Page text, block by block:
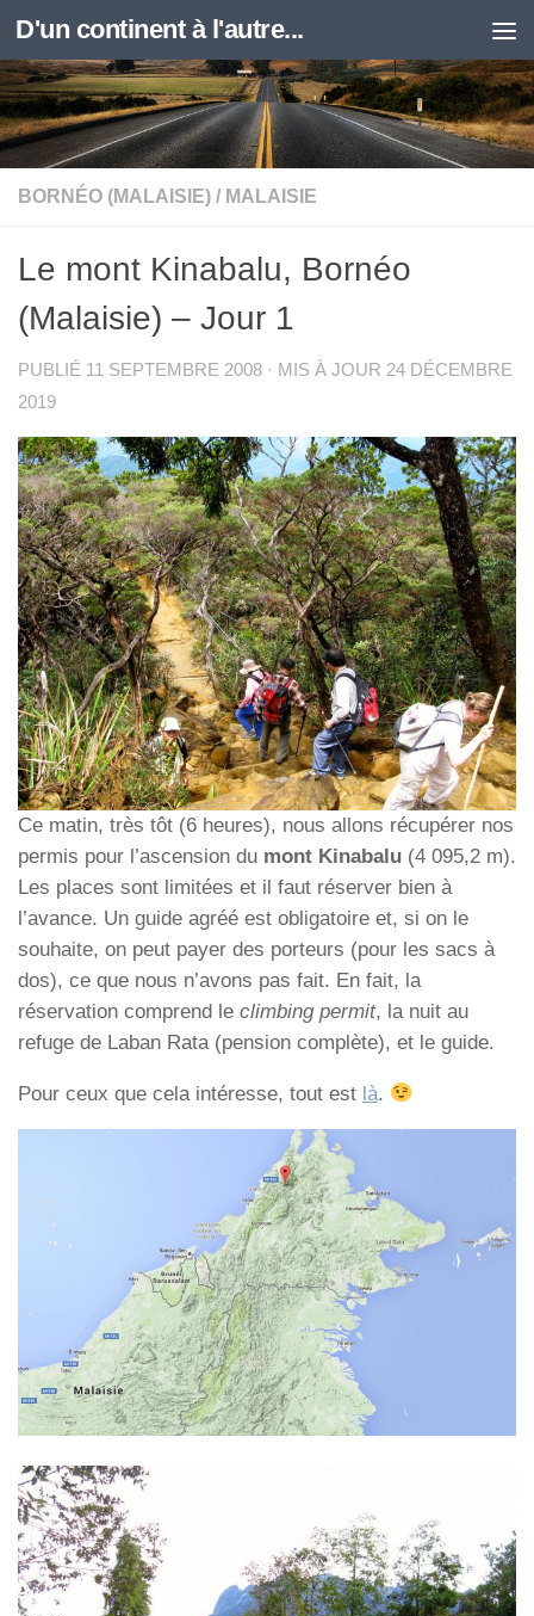
Skip to content
D'un continent à l'autre...
BORNÉO (MALAISIE) / MALAISIE
Le mont Kinabalu, Bornéo
(Malaisie) – Jour 1
PUBLIÉ 11 SEPTEMBRE 2008 · MIS À JOUR 24 DÉCEMBRE
2019
Ce matin, très tôt (6 heures), nous allons récupérer nos
permis pour l’ascension du mont Kinabalu (4 095,2 m).
Les places sont limitées et il faut réserver bien à
l’avance. Un guide agréé est obligatoire et, si on le
souhaite, on peut payer des porteurs (pour les sacs à
dos), ce que nous n’avons pas fait. En fait, la
réservation comprend le climbing permit, la nuit au
refuge de Laban Rata (pension complète), et le guide.
Pour ceux que cela intéresse, tout est là.